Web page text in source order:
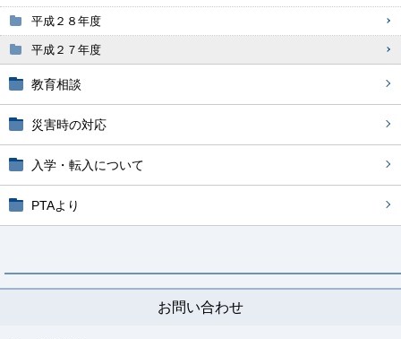
平成２８年度
平成２７年度
教育相談
災害時の対応
入学・転入について
PTAより
お問い合わせ